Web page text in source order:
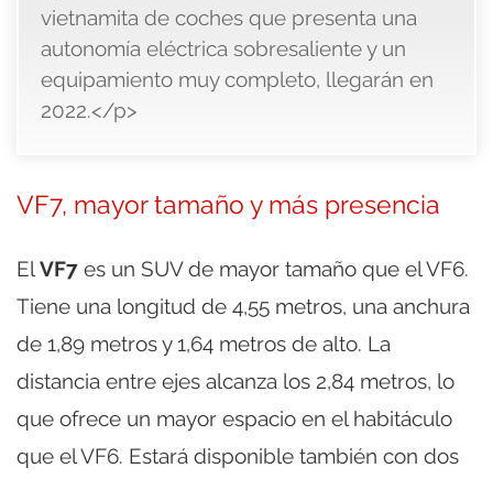
vietnamita de coches que presenta una
autonomía eléctrica sobresaliente y un
equipamiento muy completo, llegarán en
2022.</p>
VF7, mayor tamaño y más presencia
ElVF7 es un SUV de mayor tamaño que el VF6.
Tiene una longitud de 4,55 metros, una anchura
de 1,89 metros y 1,64 metros de alto. La
distancia entre ejes alcanza los 2,84 metros, lo
que ofrece un mayor espacio en el habitáculo
que el VF6. Estará disponible también con dos